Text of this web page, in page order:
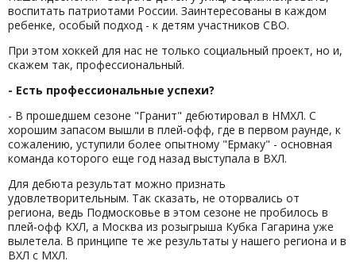
воспитать патриотами России. Заинтересованы в каждом
ребенке, особый подход - к детям участников СВО.
При этом хоккей для нас не только социальный проект, но и,
скажем так, профессиональный.
- Есть профессиональные успехи?
- В прошедшем сезоне "Гранит" дебютировал в НМХЛ. С
хорошим запасом вышли в плей-офф, где в первом раунде, к
сожалению, уступили более опытному "Ермаку" - основная
команда которого еще год назад выступала в ВХЛ.
Для дебюта результат можно признать
удовлетворительным. Так сказать, не оторвались от
региона, ведь Подмосковье в этом сезоне не пробилось в
плей-офф КХЛ, а Москва из розыгрыша Кубка Гагарина уже
вылетела. В принципе те же результаты у нашего региона и в
ВХЛ с МХЛ.